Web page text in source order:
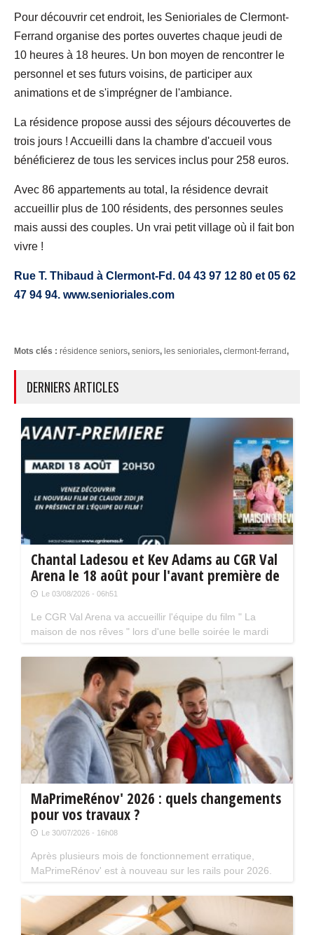
Pour découvrir cet endroit, les Senioriales de Clermont-
Ferrand organise des portes ouvertes chaque jeudi de
10 heures à 18 heures. Un bon moyen de rencontrer le
personnel et ses futurs voisins, de participer aux
animations et de s'imprégner de l'ambiance.
La résidence propose aussi des séjours découvertes de
trois jours ! Accueilli dans la chambre d'accueil vous
bénéficierez de tous les services inclus pour 258 euros.
Avec 86 appartements au total, la résidence devrait
accueillir plus de 100 résidents, des personnes seules
mais aussi des couples. Un vrai petit village où il fait bon
vivre !
Rue T. Thibaud à Clermont-Fd. 04 43 97 12 80 et 05 62
47 94 94. www.senioriales.com
Mots clés : résidence seniors, seniors, les senioriales, clermont-ferrand,
DERNIERS ARTICLES
Chantal Ladesou et Kev Adams au CGR Val
Arena le 18 août pour l'avant première de
" La maison de nos rêves "
Le 03/08/2026 - 06h51
Le CGR Val Arena va accueillir l'équipe du film " La
maison de nos rêves " lors d'une belle soirée le mardi
présence de Kev Adams et Chantal Ladesou.
MaPrimeRénov' 2026 : quels changements
pour vos travaux ?
Le 30/07/2026 - 16h08
Après plusieurs mois de fonctionnement erratique,
MaPrimeRénov' est à nouveau sur les rails pour 2026.
limiter le nombre de chantiers éligibles. Tour d'horizon.